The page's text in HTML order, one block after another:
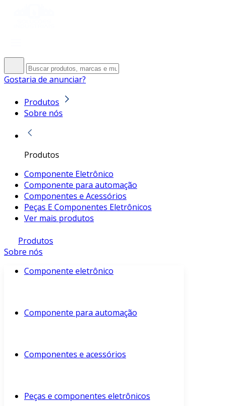
Gostaria de anunciar?
Produtos
Sobre nós
Produtos
Componente Eletrônico
Componente para automação
Componentes e Acessórios
Peças E Componentes Eletrônicos
Ver mais produtos
Produtos
Sobre nós
Componente eletrônico
Componente para automação
Componentes e acessórios
Peças e componentes eletrônicos